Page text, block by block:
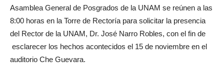
Asamblea General de Posgrados de la UNAM se reúnen a las
8:00 horas en la Torre de Rectoría para solicitar la presencia
del Rector de la UNAM, Dr. José Narro Robles, con el fin de
esclarecer los hechos acontecidos el 15 de noviembre en el
auditorio Che Guevara.